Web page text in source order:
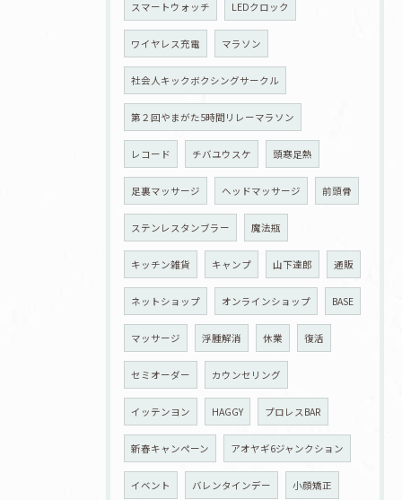
スマートウォッチ LEDクロック
ワイヤレス充電 マラソン
社会人キックボクシングサークル
第２回やまがた5時間リレーマラソン
レコード チバユウスケ 頭寒足熱
足裏マッサージ ヘッドマッサージ 前頭骨
ステンレスタンブラー 魔法瓶
キッチン雑貨 キャンプ 山下達郎 通販
ネットショップ オンラインショップ BASE
マッサージ 浮腫解消 休業 復活
セミオーダー カウンセリング
イッテンヨン HAGGY プロレスBAR
新春キャンペーン アオヤギ6ジャンクション
イベント バレンタインデー 小顔矯正